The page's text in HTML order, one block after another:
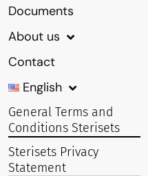
Documents
About us
Contact
English
General Terms and
Conditions Sterisets
Sterisets Privacy
Statement